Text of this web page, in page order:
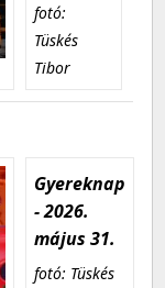
fotó:
Tüskés
Tibor
Gyereknap
- 2026.
május 31.
fotó: Tüskés